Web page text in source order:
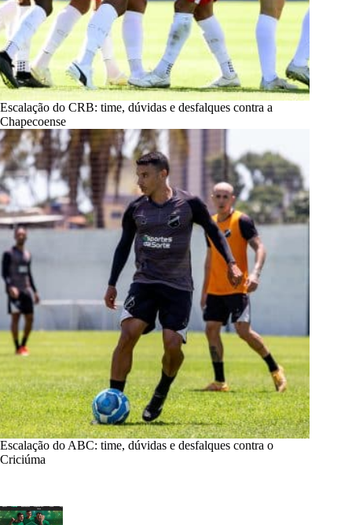
Escalação do CRB: time, dúvidas e desfalques contra a
Chapecoense
Escalação do ABC: time, dúvidas e desfalques contra o
Criciúma